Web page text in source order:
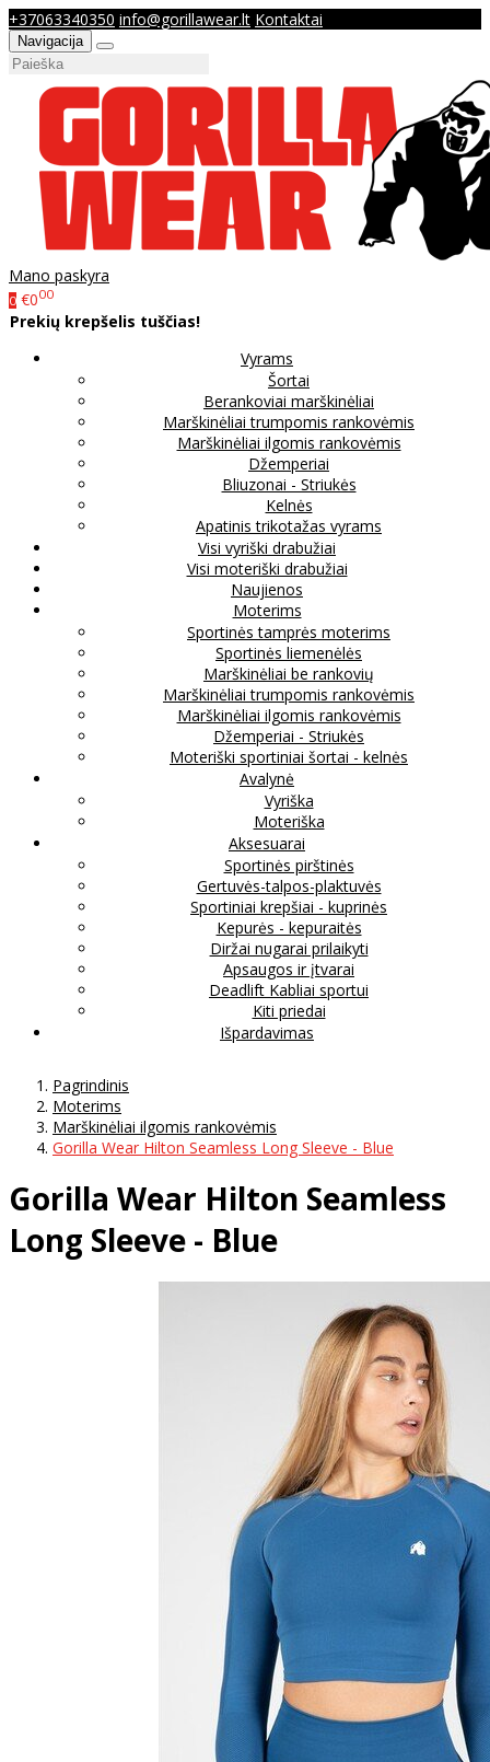
+37063340350 info@gorillawear.lt Kontaktai
Navigacija
Mano paskyra
0 €000
Prekių krepšelis tuščias!
Vyrams
Šortai
Berankoviai marškinėliai
Marškinėliai trumpomis rankovėmis
Marškinėliai ilgomis rankovėmis
Džemperiai
Bliuzonai - Striukės
Kelnės
Apatinis trikotažas vyrams
Visi vyriški drabužiai
Visi moteriški drabužiai
Naujienos
Moterims
Sportinės tamprės moterims
Sportinės liemenėlės
Marškinėliai be rankovių
Marškinėliai trumpomis rankovėmis
Marškinėliai ilgomis rankovėmis
Džemperiai - Striukės
Moteriški sportiniai šortai - kelnės
Avalynė
Vyriška
Moteriška
Aksesuarai
Sportinės pirštinės
Gertuvės-talpos-plaktuvės
Sportiniai krepšiai - kuprinės
Kepurės - kepuraitės
Diržai nugarai prilaikyti
Apsaugos ir įtvarai
Deadlift Kabliai sportui
Kiti priedai
Išpardavimas
Pagrindinis
Moterims
Marškinėliai ilgomis rankovėmis
Gorilla Wear Hilton Seamless Long Sleeve - Blue
Gorilla Wear Hilton Seamless
Long Sleeve - Blue